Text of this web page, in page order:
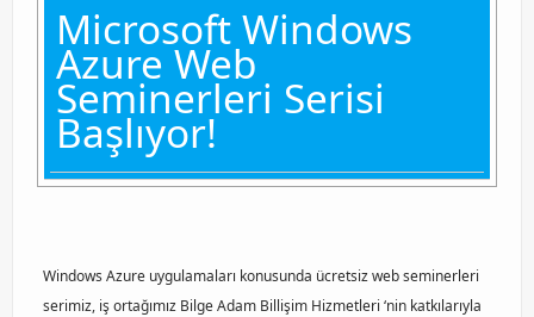
SCOM
Orchestrator
Watchguard
PHP & MySQL
Microsoft Windows
Azure Web
Seminerleri Serisi
Başlıyor!
Windows Azure uygulamaları konusunda ücretsiz web seminerleri
serimiz, iş ortağımız Bilge Adam Billişim Hizmetleri ‘nin katkılarıyla